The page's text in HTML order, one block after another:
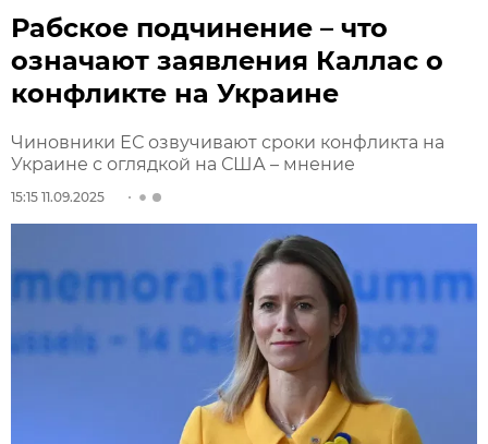
Рабское подчинение – что
означают заявления Каллас о
конфликте на Украине
Чиновники ЕС озвучивают сроки конфликта на
Украине с оглядкой на США – мнение
15:15 11.09.2025